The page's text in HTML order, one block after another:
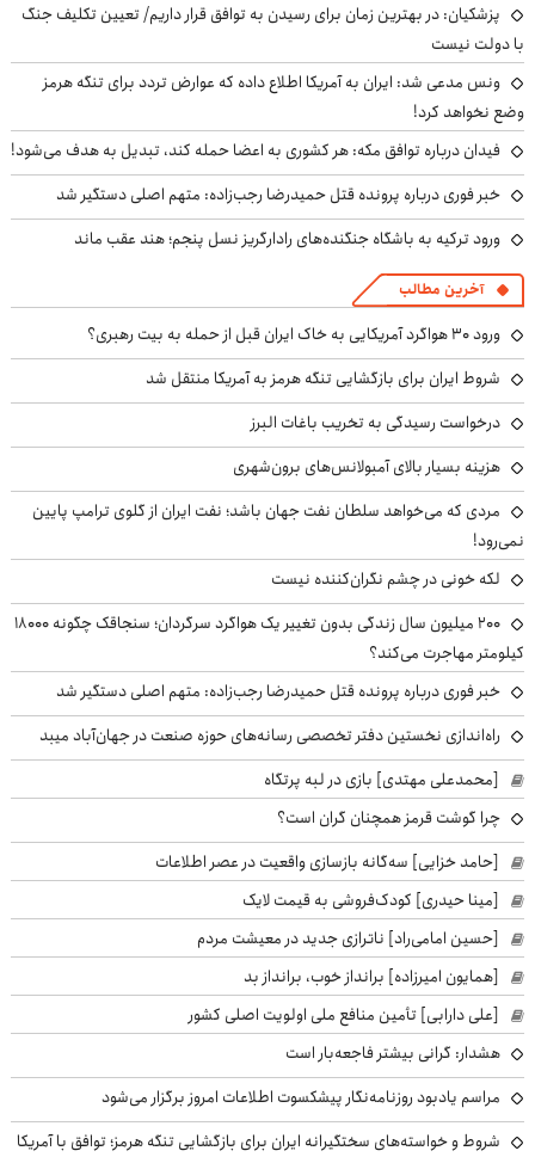
پزشکیان‌: در بهترین زمان برای رسیدن به توافق قرار داریم/ تعیین تکلیف جنگ
با دولت نیست
ونس مدعی شد: ایران به آمریکا اطلاع داده که عوارض تردد برای تنگه هرمز
وضع نخواهد کرد!
فیدان درباره توافق مکه: هر کشوری به اعضا حمله کند، تبدیل به هدف می‌شود!
خبر فوری درباره پرونده قتل حمیدرضا رجب‌زاده: متهم اصلی دستگیر شد
ورود ترکیه به باشگاه جنگنده‌های رادارگریز نسل پنجم؛ هند عقب ماند
آخرین مطالب
ورود ۳۰ هواگرد آمریکایی به خاک ایران قبل از حمله به بیت رهبری؟
شروط ایران برای بازگشایی تنگه هرمز به آمریکا منتقل شد
درخواست رسیدگی به تخریب باغات البرز
هزینه بسیار بالای آمبولانس‌های برون‌شهری
مردی که می‌خواهد سلطان نفت جهان باشد؛ نفت ایران از گلوی ترامپ پایین
نمی‌رود!
لکه خونی در چشم نگران‌کننده نیست
۲۰۰ میلیون سال زندگی بدون تغییر یک هواگرد سرگردان؛ سنجاقک‌ چگونه ۱۸۰۰۰
کیلومتر مهاجرت می‌کند؟
خبر فوری درباره پرونده قتل حمیدرضا رجب‌زاده: متهم اصلی دستگیر شد
راه‌اندازی نخستین دفتر تخصصی رسانه‌های حوزه صنعت در جهان‌آباد میبد
[محمدعلی مهتدی] بازی در لبه پرتگاه
چرا گوشت قرمز همچنان گران است؟
[حامد خزایی] سه‌گانه بازسازی واقعیت در عصر اطلاعات
[مینا حیدری] کودک‌فروشی به قیمت لایک
[حسین امامی‌راد] ناترازی جدید در معیشت مردم
[همایون امیرزاده] برانداز خوب، برانداز بد
[علی دارابی] تأمین منافع ملی اولویت اصلی کشور
هشدار: گرانی بیشتر فاجعه‌بار است
مراسم یادبود روزنامه‌نگار پیشکسوت اطلاعات امروز برگزار می‌شود
شروط و خواسته‌های سختگیرانه ایران برای بازگشایی تنگه هرمز؛ توافق با آمریکا